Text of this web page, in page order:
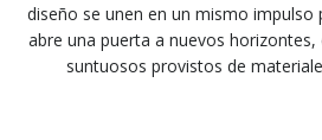
diseño se unen en un mismo impulso
abre una puerta a nuevos
suntuosos provistos de